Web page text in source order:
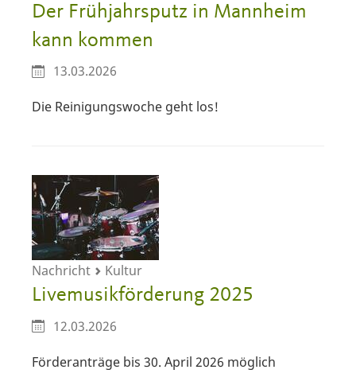
Der Frühjahrsputz in Mannheim
kann kommen
13.03.2026
Die Reinigungswoche geht los!
Nachricht Kultur
Livemusikförderung 2025
12.03.2026
Förderanträge bis 30. April 2026 möglich